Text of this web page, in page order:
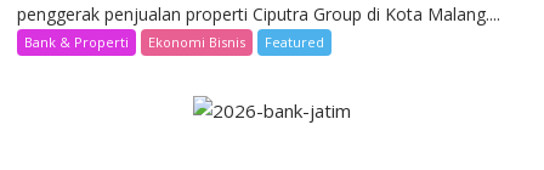
penggerak penjualan properti Ciputra Group di Kota Malang....
Bank & Properti Ekonomi Bisnis Featured